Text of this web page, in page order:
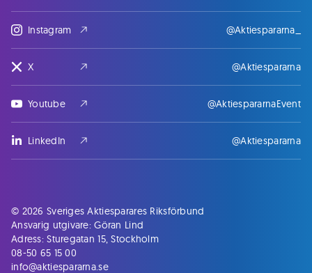
Instagram @Aktiespararna_
X @Aktiespararna
Youtube @AktiespararnaEvent
LinkedIn @Aktiespararna
© 2026 Sveriges Aktiesparares Riksförbund
Ansvarig utgivare: Göran Lind
Adress: Sturegatan 15, Stockholm
08-50 65 15 00
info@aktiespararna.se